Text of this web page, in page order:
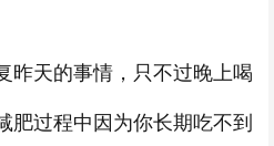
昨天的事情，只不过晚上喝
肥过程中因为你长期吃不到